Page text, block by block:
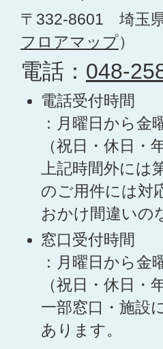
〒332-8601 埼玉
フロアマップ）
電話： 048-
電話受付時間
：月曜日から
（祝日・休日・
上記時間外には
のご用件には対
おかけ間違いの
窓口受付時間
：月曜日から
（祝日・休日・
一部窓口・施設
あります。